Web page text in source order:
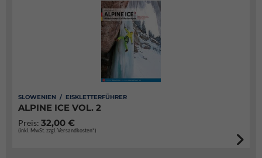
SLOWENIEN / EISKLETTERFÜHRER
ALPINE ICE VOL. 2
Preis: 32,00 €
(inkl. MwSt. zzgl. Versandkosten*)